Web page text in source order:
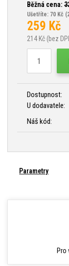
Běžná cena:
Ušetříte: 70 Kč
259 Kč
214 Kč (bez
Dostupnost:
U dodavatele:
Náš kód:
Parametry
Pro